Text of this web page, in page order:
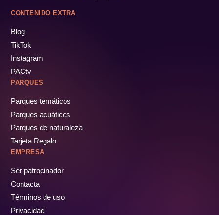
CONTENIDO EXTRA
Blog
TikTok
Instagram
PACtv
PARQUES
Parques temáticos
Parques acuáticos
Parques de naturaleza
Tarjeta Regalo
EMPRESA
Ser patrocinador
Contacta
Términos de uso
Privacidad